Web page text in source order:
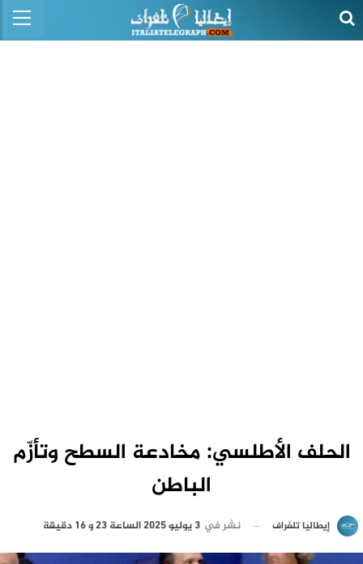
الحلف الأطلسي: مخادعة السطح وتأزّم
الباطن
إيطاليا تلغراف نشر في 3 يوليو 2025 الساعة 23 و 16 دقيقة